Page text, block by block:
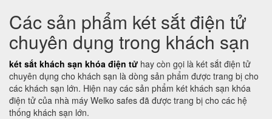
Các sản phẩm két sắt điện tử
chuyên dụng trong khách sạn
két sắt khách sạn khóa điện tử hay còn gọi là két sắt điện tử
chuyên dụng cho khách sạn là dòng sản phẩm được trang bị cho
các khách sạn lớn. Hiện nay các sản phẩm két khách sạn khóa
điện tử của nhà máy Welko safes đã được trang bị cho các hệ
thống khách sạn lớn.